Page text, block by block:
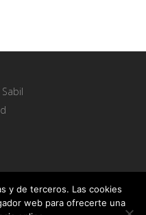
y de terceros. Las cookies
web para ofrecerte una